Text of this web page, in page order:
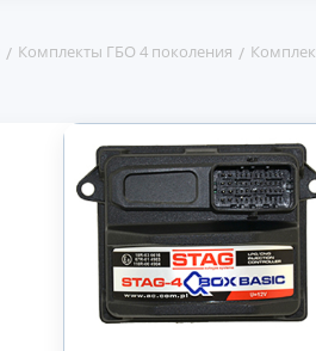
Комплекты ГБО 4 поколения